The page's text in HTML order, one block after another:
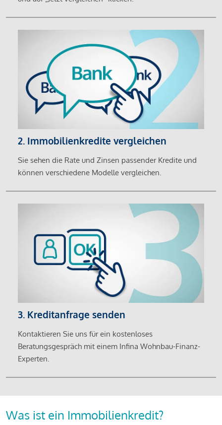
2. Immobilienkredite vergleichen
Sie sehen die Rate und Zinsen passender Kredite und
können verschiedene Modelle vergleichen.
3. Kreditanfrage senden
Kontaktieren Sie uns für ein kostenloses
Beratungsgespräch mit einem Infina Wohnbau-Finanz-
Experten.
Was ist ein Immobilienkredit?